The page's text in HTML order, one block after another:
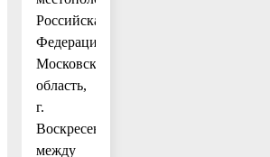
Российская
Федерация,
Московская
область,
г.
Воскресенск,
между